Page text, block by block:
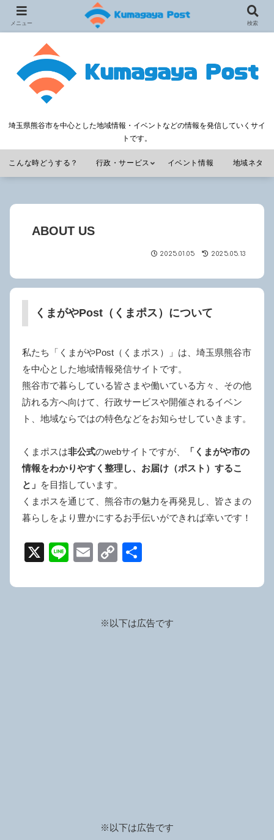
埼玉県熊谷市を中心とした地域情報・イベントなどの情報を発信していくサイ
トです。
こんな時どうする？ 行政・サービス イベント情報 地域ネタ
ABOUT US
2025.01.05 2025.05.13
くまがやPost（くまポス）について
私たち「くまがやPost（くまポス）」は、埼玉県熊谷市
を中心とした地域情報発信サイトです。
熊谷市で暮らしている皆さまや働いている方々、その他
訪れる方へ向けて、行政サービスや開催されるイベン
ト、地域ならではの特色などをお知らせしていきます。
くまポスは非公式のwebサイトですが、
「くまがや市の
情報をわかりやすく整理し、お届け（ポスト）するこ
と」 を目指しています。
くまポスを通じて、熊谷市の魅力を再発見し、皆さまの
暮らしをより豊かにするお手伝いができれば幸いです！
X
Li
e
E
ail
C
p
Li
※以下は広告です
※以下は広告です
メニュー 検索